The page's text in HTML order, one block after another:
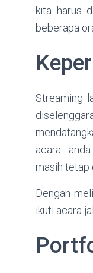
kita harus
beberapa
Streaming
acara
masih tetap
Dengan
ikuti acara